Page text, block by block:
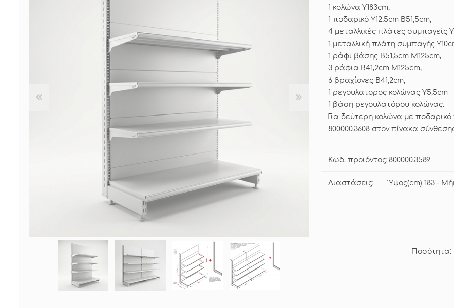
1 κολώνα Υ183cm,
1 ποδαρικό Υ12,5cm Β51,5cm,
4 μεταλλικές πλάτες συμπαγείς
1 μεταλλική πλάτη συμπαγής
1 ράφι βάσης Β51,5cm Μ125cm,
3 ράφια Β41,2cm Μ125cm,
6 βραχίονες Β41,2cm,
1 ρεγουλατορος κολώνας Υ5,5cm
1 βάση ρεγουλατόρου κολώνας.
Για δεύτερη κολώνα με
800000.3608 στον πίνακα
Κωδ. προϊόντος: 800000.3589
Διαστάσεις: Ύψος(cm) 183 -
Ποσότητα: